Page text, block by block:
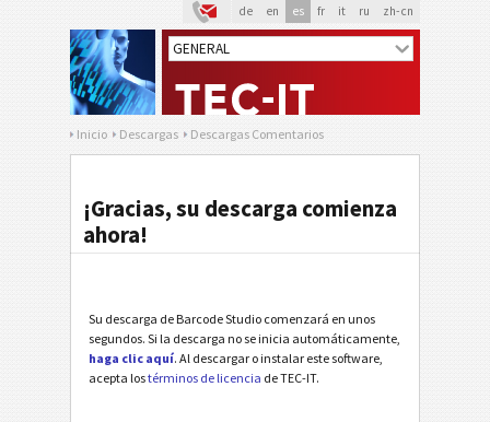
de en es fr it ru zh-cn
Inicio Descargas Descargas Comentarios
¡Gracias, su descarga comienza
ahora!
Su descarga de Barcode Studio comenzará en unos
segundos. Si la descarga no se inicia automáticamente,
haga clic aquí. Al descargar o instalar este software,
acepta lostérminos de licencia de TEC-IT.